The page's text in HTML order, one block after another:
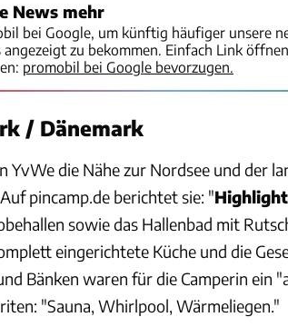
News mehr
bei Google, um künftig häufiger unsere
zu bekommen. Einfach Link
promobil bei Google bevorzugen.
/ Dänemark
YvWe die Nähe zur Nordsee und der
pincamp.de berichtet sie: "
sowie das Hallenbad mit
eingerichtete Küche und die
Bänken waren für die Camperin ein
"Sauna, Whirlpool, Wärmeliegen."